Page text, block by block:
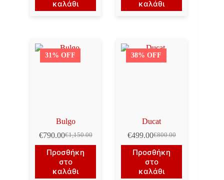
€1,150.00.
καλάθι
€990.00.
καλάθι
31% OFF
Bulgo
€1,150.00
Original
price
was:
€1,150.00.
€790.00Η
τρέχουσα
τιμή
είναι:
€790.00.
Προσθήκη
στο
καλάθι
38% OFF
Ducat
€800.00
Original
price
was:
€800.00.
€499.00Η
τρέχουσα
τιμή
είναι:
€499.00.
Προσθήκη
στο
καλάθι